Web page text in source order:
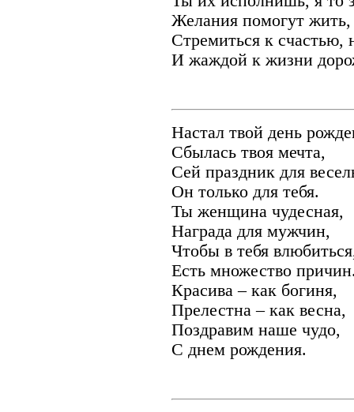
Желания помогут жить,
Стремиться к счастью,
И жаждой к жизни
Настал твой день
Сбылась твоя мечта,
Сей праздник для
Он только для тебя.
Ты женщина чудесная,
Награда для мужчин,
Чтобы в тебя
Есть множество
Красива – как богиня,
Прелестна – как весна,
Поздравим наше чудо,
С днем рождения.